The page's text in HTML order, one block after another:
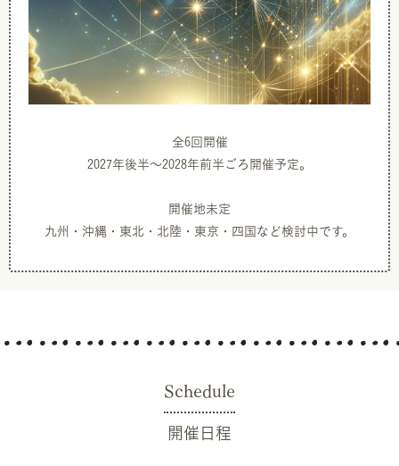
全6回開催
2027年後半〜2028年前半ごろ開催予定。
開催地未定
九州・沖縄・東北・北陸・東京・四国など検討中です。
Schedule
開催日程